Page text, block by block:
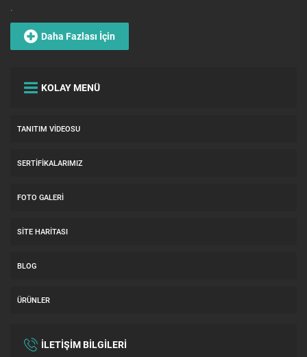
.
Daha Fazlası İçin
KOLAY MENÜ
TANITIM VIDEOSU
SERTIFIKALARIMIZ
FOTO GALERI
SITE HARITASI
BLOG
ÜRÜNLER
İLETİŞİM BİLGİLERİ